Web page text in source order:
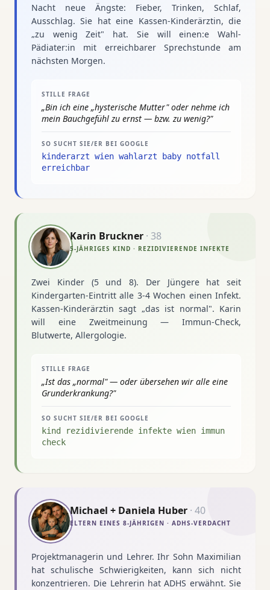
Nacht neue Ängste: Fieber, Trinken, Schlaf,
Ausschlag. Sie hat eine Kassen-Kinderärztin, die
„zu wenig Zeit" hat. Sie will einen:e Wahl-
Pädiater:in mit erreichbarer Sprechstunde am
nächsten Morgen.
STILLE FRAGE
„Bin ich eine „hysterische Mutter" oder nehme ich
mein Bauchgefühl zu ernst — bzw. zu wenig?"
SO SUCHT SIE/ER BEI GOOGLE
kinderarzt wien wahlarzt baby notfall
erreichbar
Karin Bruckner · 38
5-JÄHRIGES KIND · REZIDIVIERENDE INFEKTE
Zwei Kinder (5 und 8). Der Jüngere hat seit
Kindergarten-Eintritt alle 3-4 Wochen einen Infekt.
Kassen-Kinderärztin sagt „das ist normal". Karin
will eine Zweitmeinung — Immun-Check,
Blutwerte, Allergologie.
STILLE FRAGE
„Ist das „normal" — oder übersehen wir alle eine
Grunderkrankung?"
SO SUCHT SIE/ER BEI GOOGLE
kind rezidivierende infekte wien immun
check
Michael + Daniela Huber · 40
ELTERN EINES 8-JÄHRIGEN · ADHS-VERDACHT
Projektmanagerin und Lehrer. Ihr Sohn Maximilian
hat schulische Schwierigkeiten, kann sich nicht
konzentrieren. Die Lehrerin hat ADHS erwähnt. Sie